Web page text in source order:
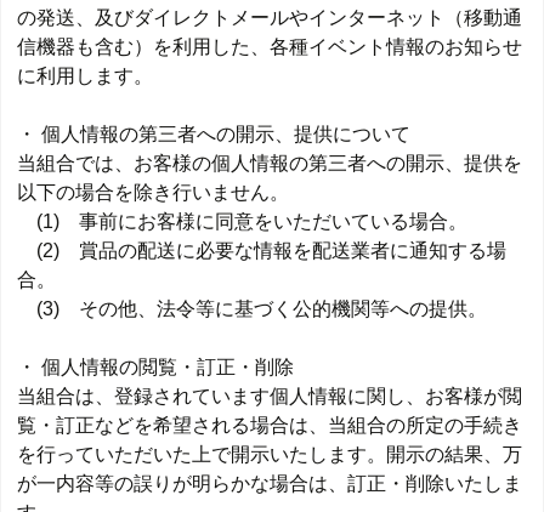
の発送、及びダイレクトメールやインターネット（移動通
信機器も含む）を利用した、各種イベント情報のお知らせ
に利用します。
・ 個人情報の第三者への開示、提供について
当組合では、お客様の個人情報の第三者への開示、提供を
以下の場合を除き行いません。
(1) 事前にお客様に同意をいただいている場合。
(2) 賞品の配送に必要な情報を配送業者に通知する場
合。
(3) その他、法令等に基づく公的機関等への提供。
・ 個人情報の閲覧・訂正・削除
当組合は、登録されています個人情報に関し、お客様が閲
覧・訂正などを希望される場合は、当組合の所定の手続き
を行っていただいた上で開示いたします。開示の結果、万
が一内容等の誤りが明らかな場合は、訂正・削除いたしま